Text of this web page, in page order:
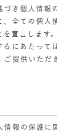
き個人情報
、全ての個人
宣言します。
るにあたって
ご提供いただ
情報の保護に